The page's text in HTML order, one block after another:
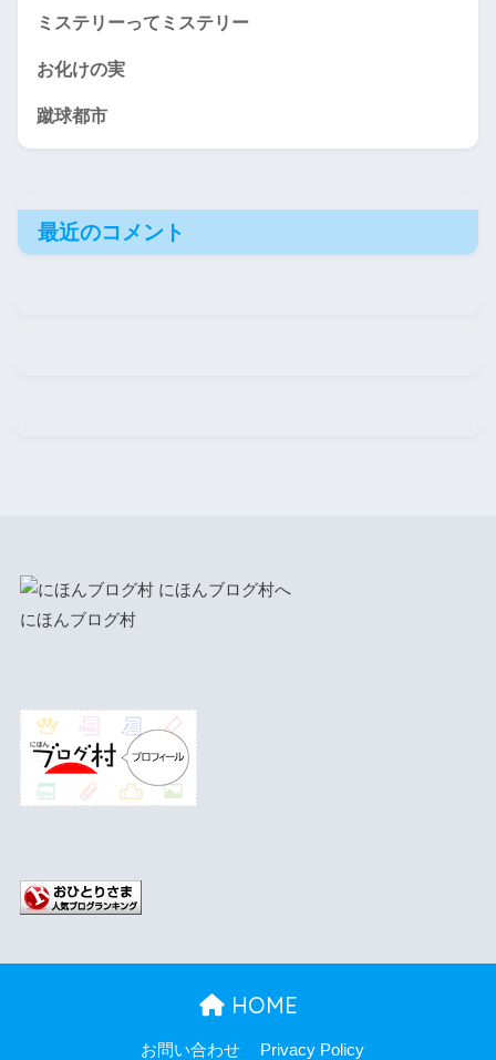
ミステリーってミステリー
お化けの実
蹴球都市
最近のコメント
にほんブログ村
HOME
お問い合わせ Privacy Policy